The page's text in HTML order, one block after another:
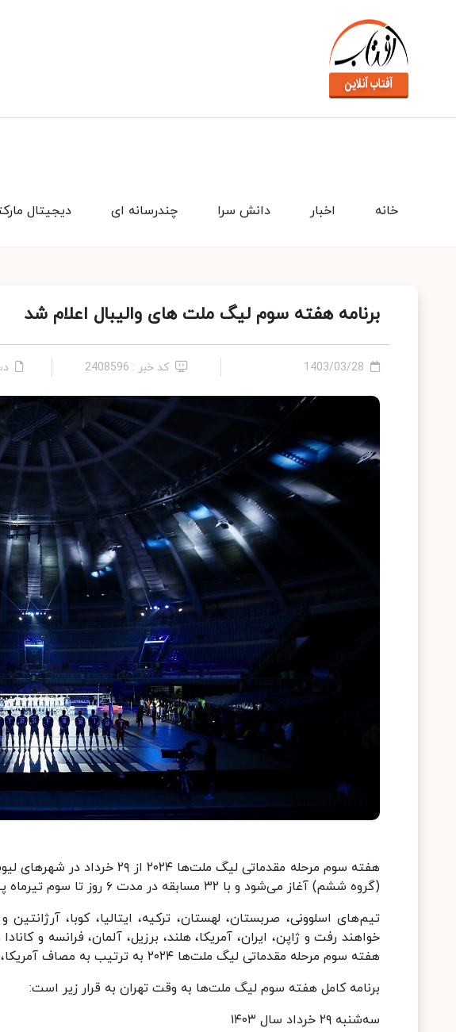
دیجیتال چندرسانه ای دانش سرا اخبار خانه
برنامه هفته سوم لیگ ملت‌ های والیبال اعلام شد
1403/03/28 کد خبر : 2408596
هفته سوم مرحله مقدماتی لیگ
(گروه ششم) آغاز می‌شود و با ۳۲ مسابقه در مدت ۶ روز تا سوم تیرماه پیگیری خواهد شد.
تیم‌های اسلوونی، صربستان، لهستان، ترکیه، ایتالیا، کوبا،
خواهند رفت و ژاپن، ایران، آمریکا، هلند، برزیل، آلمان، فرانسه و
هفته سوم مرحله مقدماتی لیگ ملت‌ها ۲۰۲۴ به ترتیب به مصاف آمریکا، هلند، فرانسه و آلمان می‌روند.
برنامه کامل هفته سوم لیگ ملت‌ها به وقت تهران به قرار زیر است:
سه‌شنبه ۲۹ خرداد سال ۱۴۰۳